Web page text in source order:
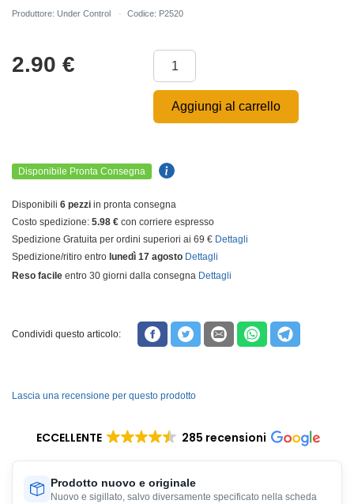
Produttore: Under Control Codice: P2520
2.90 €
Aggiungi al carrello
Disponibile Pronta Consegna
Disponibili 6 pezzi in pronta consegna
Costo spedizione: 5.98 € con corriere espresso
Spedizione Gratuita per ordini superiori ai 69 € Dettagli
Spedizione/ritiro entro lunedì 17 agosto Dettagli
Reso facile entro 30 giorni dalla consegna Dettagli
Condividi questo articolo:
Lascia una recensione per questo prodotto
ECCELLENTE 285 recensioni
Prodotto nuovo e originale
Nuovo e sigillato, salvo diversamente specificato nella scheda